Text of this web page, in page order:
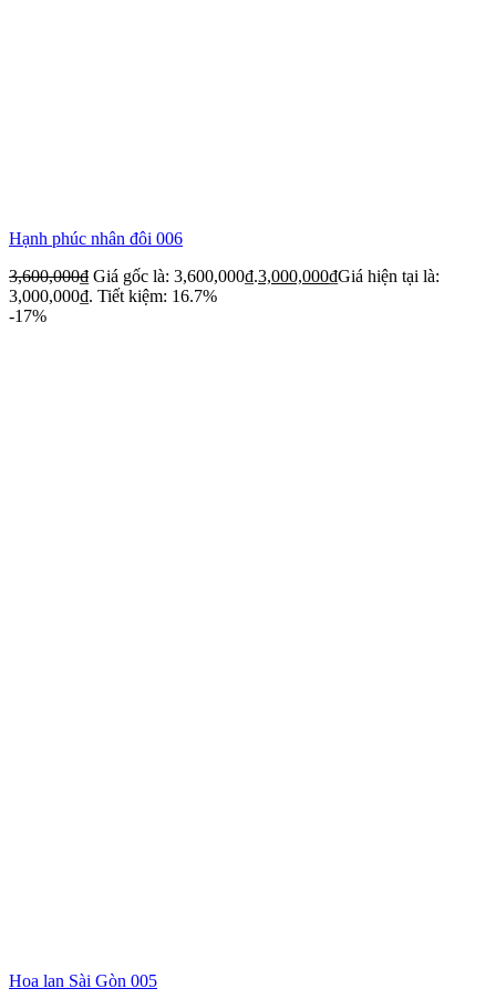
Hạnh phúc nhân đôi 006
3,600,000₫ Giá gốc là: 3,600,000₫.3,000,000₫Giá hiện tại là:
3,000,000₫. Tiết kiệm: 16.7%
-17%
Hoa lan Sài Gòn 005